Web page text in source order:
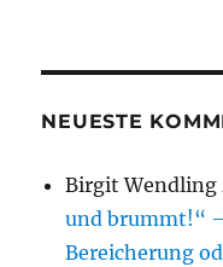
NEUESTE
Birgit Wendling
und brummt!“
Bereicherung